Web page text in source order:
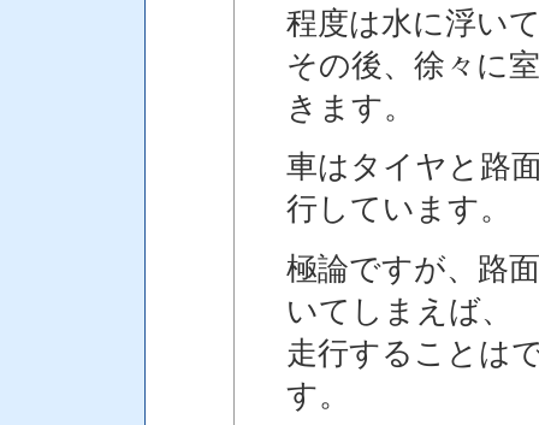
程度は水に浮い
その後、徐々に
きます。
車はタイヤと路
行しています。
極論ですが、路
いてしまえば、
走行することは
す。